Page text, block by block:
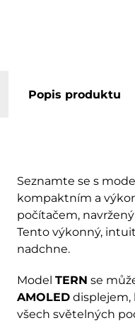
Popis produktu
Seznamte se s
kompaktním a
počítačem,
Tento výkonný,
nadchne.
Model TERN se
AMOLED displejem,
všech světelných